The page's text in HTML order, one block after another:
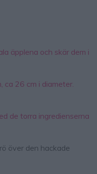
äpplena och skär dem i
ca 26 cm i diameter.
de torra ingredienserna
över den hackade